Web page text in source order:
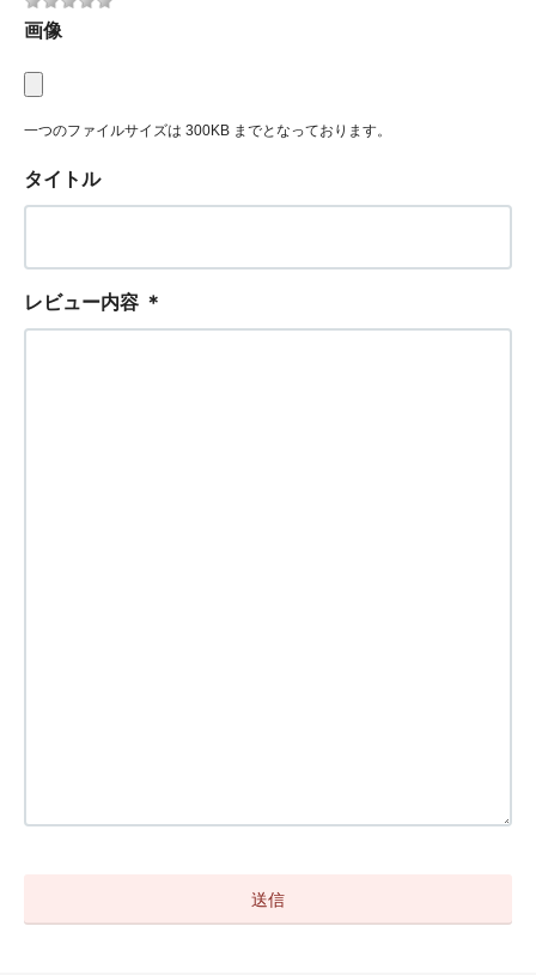
画像
一つのファイルサイズは 300KB までとなっております。
タイトル
レビュー内容 ＊